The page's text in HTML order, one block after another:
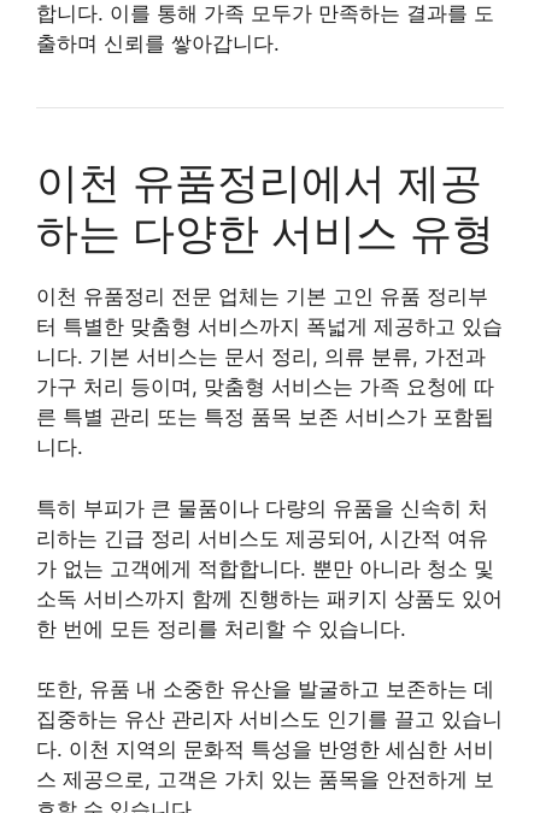
합니다. 이를 통해 가족 모두가 만족하는 결과를 도
출하며 신뢰를 쌓아갑니다.
이천 유품정리에서 제공
하는 다양한 서비스 유형
이천 유품정리 전문 업체는 기본 고인 유품 정리부
터 특별한 맞춤형 서비스까지 폭넓게 제공하고 있습
니다. 기본 서비스는 문서 정리, 의류 분류, 가전과
가구 처리 등이며, 맞춤형 서비스는 가족 요청에 따
른 특별 관리 또는 특정 품목 보존 서비스가 포함됩
니다.
특히 부피가 큰 물품이나 다량의 유품을 신속히 처
리하는 긴급 정리 서비스도 제공되어, 시간적 여유
가 없는 고객에게 적합합니다. 뿐만 아니라 청소 및
소독 서비스까지 함께 진행하는 패키지 상품도 있어
한 번에 모든 정리를 처리할 수 있습니다.
또한, 유품 내 소중한 유산을 발굴하고 보존하는 데
집중하는 유산 관리자 서비스도 인기를 끌고 있습니
다. 이천 지역의 문화적 특성을 반영한 세심한 서비
스 제공으로, 고객은 가치 있는 품목을 안전하게 보